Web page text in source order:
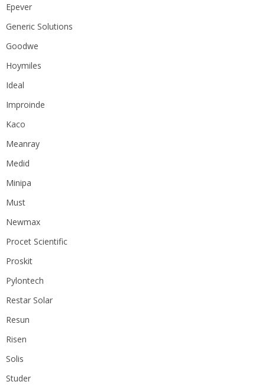
Epever
Generic Solutions
Goodwe
Hoymiles
Ideal
Improinde
Kaco
Meanray
Medid
Minipa
Must
Newmax
Procet Scientific
Proskit
Pylontech
Restar Solar
Resun
Risen
Solis
Studer